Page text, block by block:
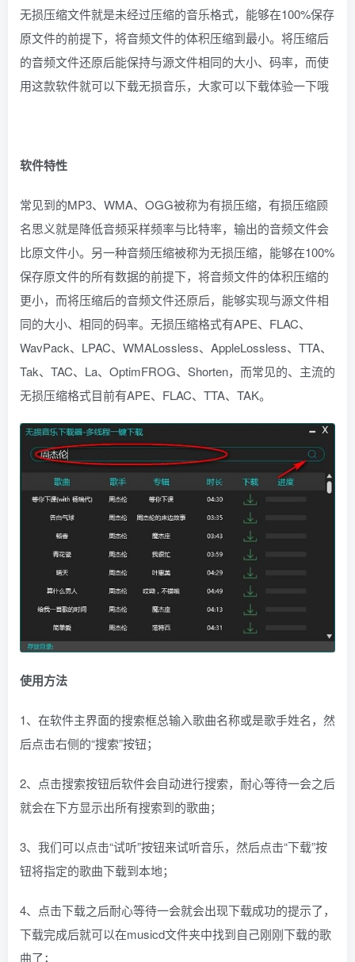
无损压缩文件就是未经过压缩的音乐格式，能够在100%保存
原文件的前提下，将音频文件的体积压缩到最小。将压缩后
的音频文件还原后能保持与源文件相同的大小、码率，而使
用这款软件就可以下载无损音乐，大家可以下载体验一下哦
软件特性
常见到的MP3、WMA、OGG被称为有损压缩，有损压缩顾
名思义就是降低音频采样频率与比特率，输出的音频文件会
比原文件小。另一种音频压缩被称为无损压缩，能够在100%
保存原文件的所有数据的前提下，将音频文件的体积压缩的
更小，而将压缩后的音频文件还原后，能够实现与源文件相
同的大小、相同的码率。无损压缩格式有APE、FLAC、
WavPack、LPAC、WMALossless、AppleLossless、TTA、
Tak、TAC、La、OptimFROG、Shorten，而常见的、主流的
无损压缩格式目前有APE、FLAC、TTA、TAK。
使用方法
1、在软件主界面的搜索框总输入歌曲名称或是歌手姓名，然
后点击右侧的“搜索”按钮；
2、点击搜索按钮后软件会自动进行搜索，耐心等待一会之后
就会在下方显示出所有搜索到的歌曲；
3、我们可以点击“试听”按钮来试听音乐，然后点击“下载”按
钮将指定的歌曲下载到本地；
4、点击下载之后耐心等待一会就会出现下载成功的提示了，
下载完成后就可以在musicd文件夹中找到自己刚刚下载的歌
曲了；